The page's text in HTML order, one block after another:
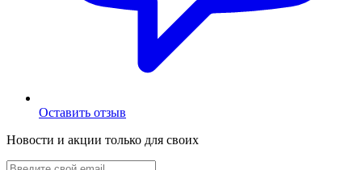
Оставить отзыв
Новости и акции только для своих